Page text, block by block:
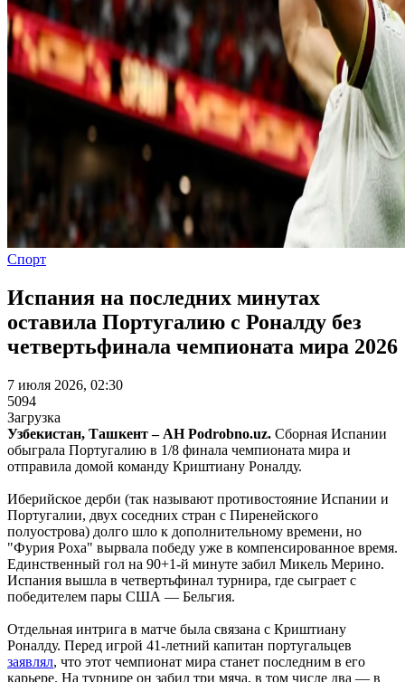
Спорт
Испания на последних минутах
оставила Португалию с Роналду без
четвертьфинала чемпионата мира 2026
7 июля 2026, 02:30
5094
Загрузка
Узбекистан, Ташкент – АН Podrobno.uz. Сборная Испании
обыграла Португалию в 1/8 финала чемпионата мира и
отправила домой команду Криштиану Роналду.
Иберийское дерби (так называют противостояние Испании и
Португалии, двух соседних стран с Пиренейского
полуострова) долго шло к дополнительному времени, но
"Фурия Роха" вырвала победу уже в компенсированное время.
Единственный гол на 90+1-й минуте забил Микель Мерино.
Испания вышла в четвертьфинал турнира, где сыграет с
победителем пары США — Бельгия.
Отдельная интрига в матче была связана с Криштиану
Роналду. Перед игрой 41-летний капитан португальцев
заявлял, что этот чемпионат мира станет последним в его
карьере. На турнире он забил три мяча, в том числе два — в